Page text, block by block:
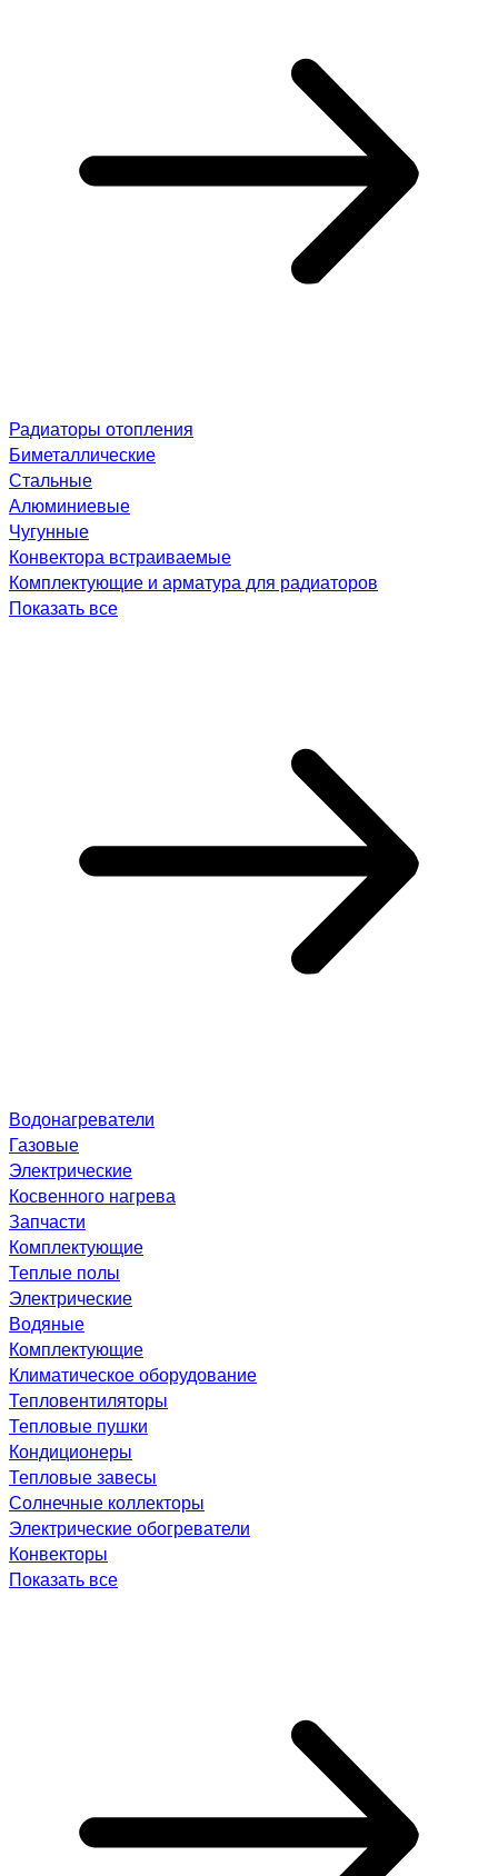
Радиаторы отопления
Биметаллические
Стальные
Алюминиевые
Чугунные
Конвектора встраиваемые
Комплектующие и арматура для радиаторов
Показать все
Водонагреватели
Газовые
Электрические
Косвенного нагрева
Запчасти
Комплектующие
Теплые полы
Электрические
Водяные
Комплектующие
Климатическое оборудование
Тепловентиляторы
Тепловые пушки
Кондиционеры
Тепловые завесы
Солнечные коллекторы
Электрические обогреватели
Конвекторы
Показать все